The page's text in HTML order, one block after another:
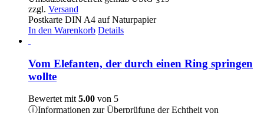
zzgl. Versand
Postkarte DIN A4 auf Naturpapier
In den Warenkorb Details
Vom Elefanten, der durch einen Ring springen
wollte
Bewertet mit 5.00 von 5
ⓘInformationen zur Überprüfung der Echtheit von